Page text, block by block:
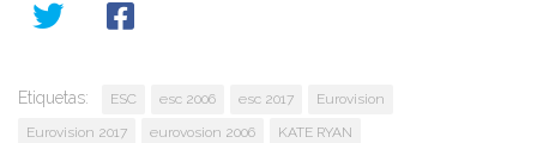
Etiquetas: ESC esc 2006 esc 2017
Eurovision
Eurovision 2017
eurovosion 2006
KATE RYAN